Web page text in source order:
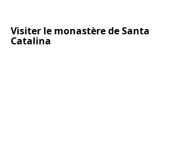
Visiter le monastère de Santa
Catalina